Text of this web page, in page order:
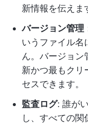
新情報を伝えま
バージョン管理
いうファイル名
ん。バージョン
新かつ最もクリ
セスできます。
監査ログ: 誰が
し、すべての関